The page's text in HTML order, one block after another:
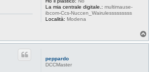
La mia centrale digitale.: multimause-
ibcom-Ccs-Nuccen_Wairulesssssssss
Località: Modena
o
peppardo
DCCMaster